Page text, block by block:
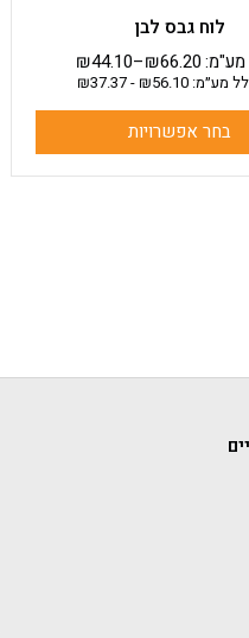
לוח גבס לבן
₪44.10–₪66.20מע"מ:
מע״מ: ₪56.10
-
₪37.37
בחר אפשרויות